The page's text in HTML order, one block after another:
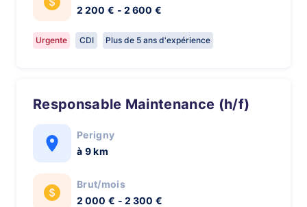
2 200 € - 2 600 €
Urgente CDI Plus de 5 ans d'expérience
Responsable Maintenance (h/f)
Perigny
à 9 km
Brut/mois
2 000 € - 2 300 €